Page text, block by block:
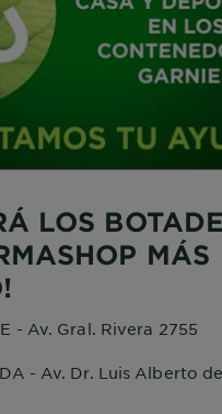
LOS
MÁS
- Av. Gral. Rivera 2755
- Av. Dr. Luis Alberto